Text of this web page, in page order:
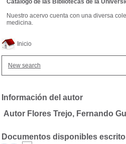
Inicio
New search
Información del autor
Autor Flores Trejo, Fernando
Documentos disponibles
Catálogo de las Bibliotecas de la
Nuestro acervo cuenta con una diversa
medicina.